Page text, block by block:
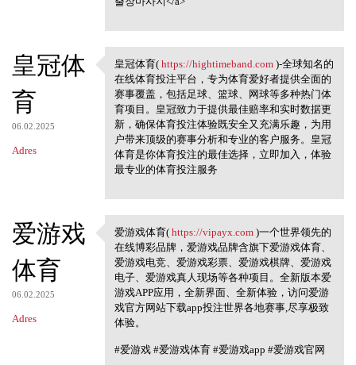
皇冠体
育
06.02.2025
Adres
皇冠体育( https://hightimeband
皇冠体育( https://hightimeband.com)-全球知名的
在线体育投注平台，专为体育爱好者提供全面的
赛事覆盖，包括足球、篮球、网球等多种热门体
育项目。皇冠致力于提供最佳赔率和实时数据更
新，确保体育投注体验既安全又充满乐趣，为用
户带来顶级的赛事分析和专业的客户服务。皇冠
体育是你体育投注的最佳选择，立即加入，体验
最专业的体育投注服务
爱游戏
体育
06.02.2025
Adres
爱游戏体育( https://vipayx.com
爱游戏体育( https://vipayx.com)一个世界领先的
在线博彩品牌，爱游戏品牌含旗下爱游戏体育、
爱游戏电竞、爱游戏彩票、爱游戏棋牌、爱游戏
电子、爱游戏真人现场等各种项目。全新版本爱
游戏APP应用，全新界面、全新体验，访问爱游
戏官方网站下载app投注世界各地赛事,尽享极致
体验。
#爱游戏 #爱游戏体育 #爱游戏app #爱游戏官网